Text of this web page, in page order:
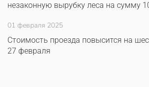
незаконную вырубку леса на сумму
01 февраля 2025
Стоимость проезда повысится на
27 февраля